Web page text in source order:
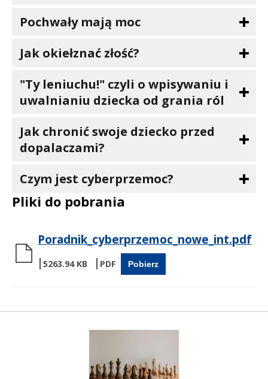
Pochwały mają moc
Jak okiełznać złość?
"Ty leniuchu!" czyli o wpisywaniu i
uwalnianiu dziecka od grania ról
Jak chronić swoje dziecko przed
dopalaczami?
Czym jest cyberprzemoc?
Pliki do pobrania
Poradnik_cyberprzemoc_nowe_int.pdf
5263.94 KB Pobierz